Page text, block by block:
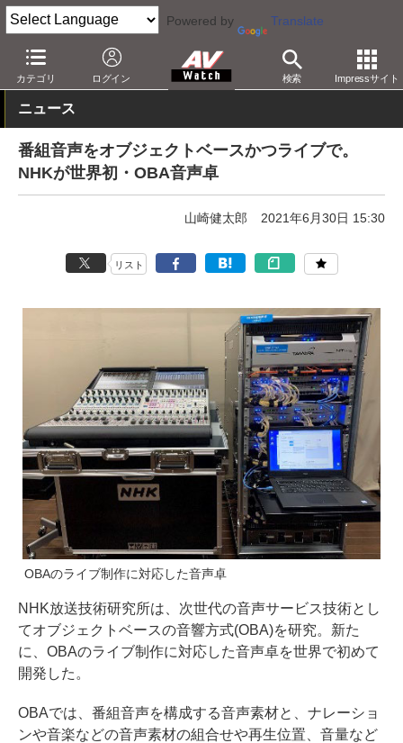
Powered by Translate
カテゴリ ログイン 検索 Impressサイト
AV Watch 動向 技術・デバイス 音響技術
ニュース
番組音声をオブジェクトベースかつライブで。
NHKが世界初・OBA音声卓
山崎健太郎 2021年6月30日 15:30
リスト
OBAのライブ制作に対応した音声卓
NHK放送技術研究所は、次世代の音声サービス技術とし
てオブジェクトベースの音響方式(OBA)を研究。新た
に、OBAのライブ制作に対応した音声卓を世界で初めて
開発した。
OBAでは、番組音声を構成する音声素材と、ナレーショ
ンや音楽などの音声素材の組合せや再生位置、音量など